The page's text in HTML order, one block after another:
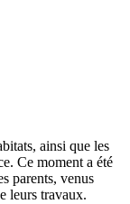
ainsi que les
Ce moment a été
parents, venus
leurs travaux.